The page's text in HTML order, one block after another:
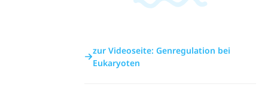
zur Videoseite: Genregulation bei
Eukaryoten